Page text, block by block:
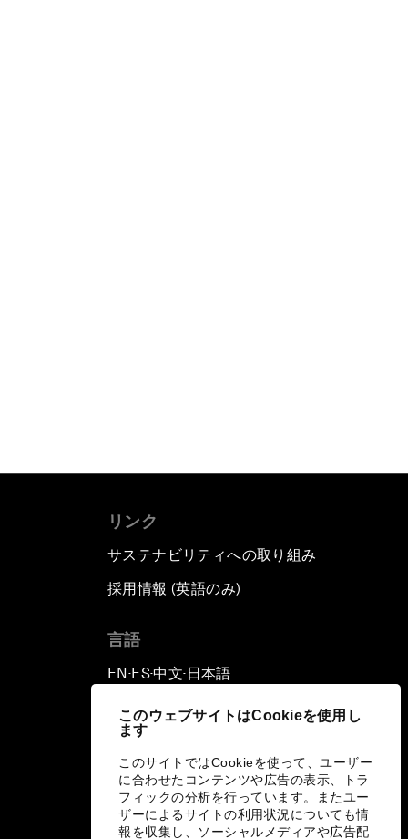
このウェブサイトはCookieを使用し
ます
このサイトではCookieを使って、ユーザー
に合わせたコンテンツや広告の表示、トラ
フィックの分析を行っています。またユー
ザーによるサイトの利用状況についても情
報を収集し、ソーシャルメディアや広告配
リンク
サステナビリティへの取り組み
採用情報 (英語のみ)
言語
EN ▪ES▪中文▪ 日本語